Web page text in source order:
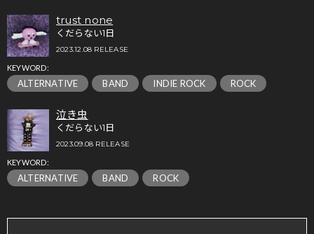
trust none
くだらない1日
2023.12.08 RELEASE
KEYWORD:
ALTERNATIVE BAND INDIE ROCK ROCK
泣き虫
くだらない1日
2023.09.08 RELEASE
KEYWORD:
ALTERNATIVE BAND ROCK